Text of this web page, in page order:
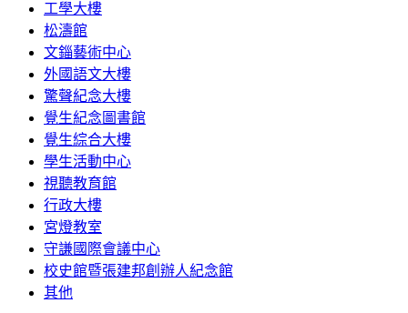
工學大樓
松濤館
文錙藝術中心
外國語文大樓
驚聲紀念大樓
覺生紀念圖書館
覺生綜合大樓
學生活動中心
視聽教育館
行政大樓
宮燈教室
守謙國際會議中心
校史館暨張建邦創辦人紀念館
其他